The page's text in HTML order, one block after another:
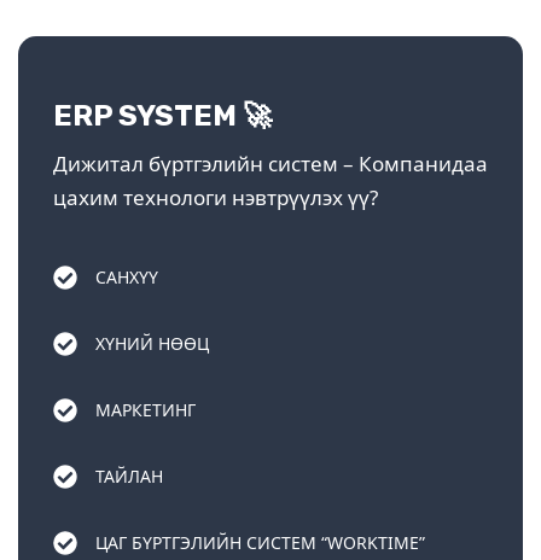
ERP SYSTEM 🚀
Дижитал бүртгэлийн систем – Компанидаа
цахим технологи нэвтрүүлэх үү?
САНХҮҮ
ХҮНИЙ НӨӨЦ
МАРКЕТИНГ
ТАЙЛАН
ЦАГ БҮРТГЭЛИЙН СИСТЕМ “WORKTIME”